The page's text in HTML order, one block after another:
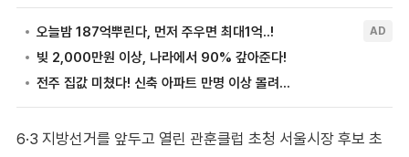
6·3 지방선거를 앞두고 열린 관훈클럽 초청 서울시장 후보 초